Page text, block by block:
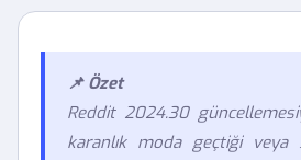
📌 Özet
Reddit 2024.30
karanlık moda geçtiği veya